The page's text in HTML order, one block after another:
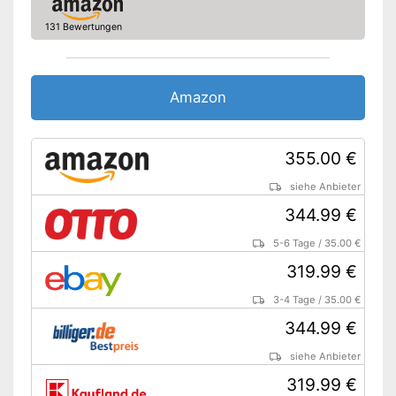
Rücktrittbremse
Beleuchtung
Vorteile
Nachteile
Rücktrittbremse fehlt
Amazon Lieferzeit
siehe Anbieter
131 Bewertungen
Amazon
355.00 €
siehe Anbieter
344.99 €
5-6 Tage / 35.00 €
319.99 €
3-4 Tage / 35.00 €
344.99 €
siehe Anbieter
319.99 €